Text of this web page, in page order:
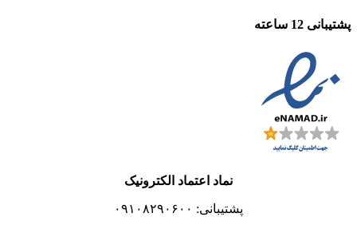
پشتیبانی 12 ساعته
نماد اعتماد الکترونیک
پشتیبانی: ۰۹۱۰۸۲۹۰۶۰۰